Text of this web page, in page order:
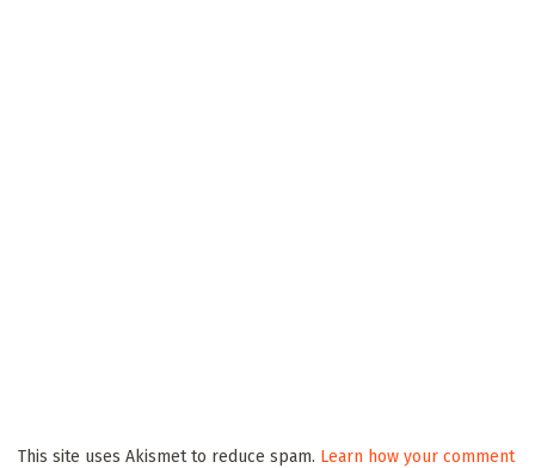
This site uses Akismet to reduce spam. Learn how your comment